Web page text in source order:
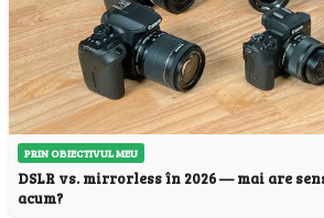
PRIN OBIECTIVUL MEU
DSLR vs. mirrorless în 2026 — mai are
acum?